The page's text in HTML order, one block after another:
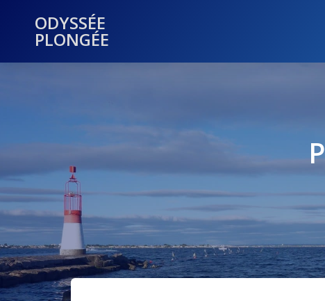
ODYSSÉE
PLONGÉE